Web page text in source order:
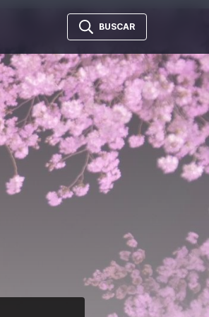
BUSCAR